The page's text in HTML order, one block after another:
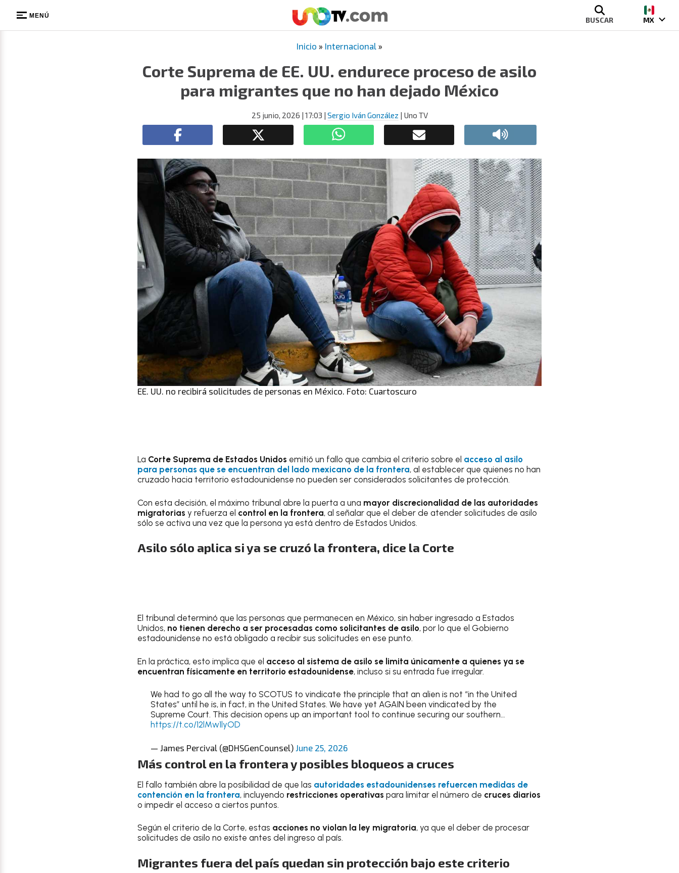
MENÚ BUSCAR MX
Inicio » Internacional »
Corte Suprema de EE. UU. endurece proceso de asilo
para migrantes que no han dejado México
25 junio, 2026 | 17:03 | Sergio Iván González | Uno TV
EE. UU. no recibirá solicitudes de personas en México. Foto: Cuartoscuro
La Corte Suprema de Estados Unidos emitió un fallo que cambia el criterio sobre el acceso al asilo
para personas que se encuentran del lado mexicano de la frontera, al establecer que quienes no han
cruzado hacia territorio estadounidense no pueden ser considerados solicitantes de protección.
Con esta decisión, el máximo tribunal abre la puerta a una mayor discrecionalidad de las autoridades
migratorias y refuerza el control en la frontera, al señalar que el deber de atender solicitudes de asilo
sólo se activa una vez que la persona ya está dentro de Estados Unidos.
Asilo sólo aplica si ya se cruzó la frontera, dice la Corte
El tribunal determinó que las personas que permanecen en México, sin haber ingresado a Estados
Unidos, no tienen derecho a ser procesadas como solicitantes de asilo, por lo que el Gobierno
estadounidense no está obligado a recibir sus solicitudes en ese punto.
En la práctica, esto implica que el acceso al sistema de asilo se limita únicamente a quienes ya se
encuentran físicamente en territorio estadounidense, incluso si su entrada fue irregular.
We had to go all the way to SCOTUS to vindicate the principle that an alien is not “in the United
States” until he is, in fact, in the United States. We have yet AGAIN been vindicated by the
Supreme Court. This decision opens up an important tool to continue securing our southern…
https://t.co/12lMw1lyOD
— James Percival (@DHSGenCounsel) June 25, 2026
Más control en la frontera y posibles bloqueos a cruces
El fallo también abre la posibilidad de que las autoridades estadounidenses refuercen medidas de
contención en la frontera, incluyendo restricciones operativas para limitar el número de cruces diarios
o impedir el acceso a ciertos puntos.
Según el criterio de la Corte, estas acciones no violan la ley migratoria, ya que el deber de procesar
solicitudes de asilo no existe antes del ingreso al país.
Migrantes fuera del país quedan sin protección bajo este criterio